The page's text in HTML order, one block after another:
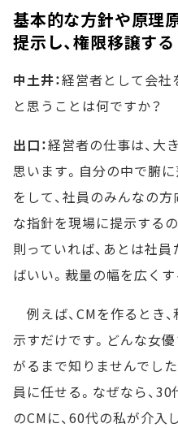
基本的な方針や原理
提示し、権限移譲する
中土井：経営者として会社
と思うことは何ですか？
出口：経営者の仕事は、大
思います。自分の中で腑
をして、社員のみんなの
な指針を現場に提示する
則っていれば、あとは社
ばいい。裁量の幅を広くす
例えば、CMを作るとき
示すだけです。どんな女
がるまで知りませんでし
員に任せる。なぜなら、
のCMに、60代の私が介入